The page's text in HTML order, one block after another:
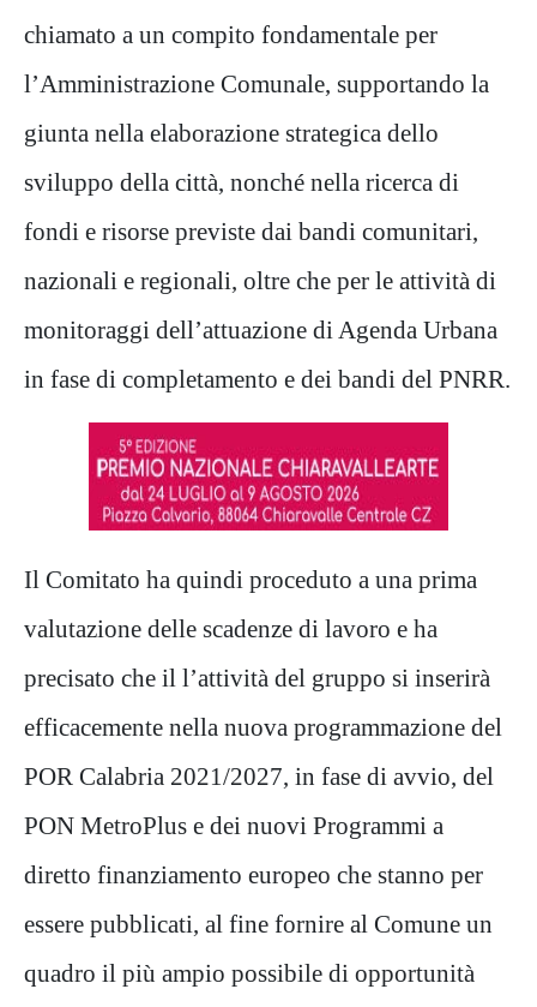
chiamato a un compito fondamentale per
l’Amministrazione Comunale, supportando la
giunta nella elaborazione strategica dello
sviluppo della città, nonché nella ricerca di
fondi e risorse previste dai bandi comunitari,
nazionali e regionali, oltre che per le attività di
monitoraggi dell’attuazione di Agenda Urbana
in fase di completamento e dei bandi del PNRR.
Il Comitato ha quindi proceduto a una prima
valutazione delle scadenze di lavoro e ha
precisato che il l’attività del gruppo si inserirà
efficacemente nella nuova programmazione del
POR Calabria 2021/2027, in fase di avvio, del
PON MetroPlus e dei nuovi Programmi a
diretto finanziamento europeo che stanno per
essere pubblicati, al fine fornire al Comune un
quadro il più ampio possibile di opportunità